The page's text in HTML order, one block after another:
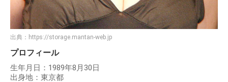
出典： https://storage.mantan-web.jp
プロフィール
生年月日：1989年8月30日
出身地：東京都